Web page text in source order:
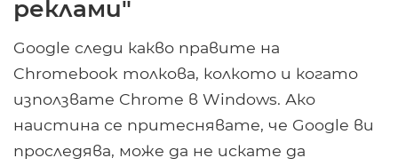
реклами"
Google следи какво правите на
Chromebook толкова, колкото и когато
използвате Chrome в Windows. Ако
наистина се притеснявате, че Google ви
проследява, може да не искате да